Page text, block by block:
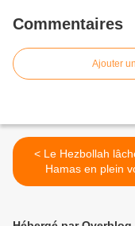
Commentaires
Ajouter
< Le Hezbollah lâche le
Hamas en plein